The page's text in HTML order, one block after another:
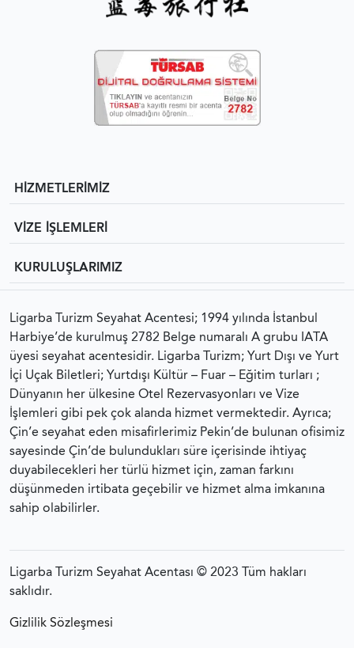
HİZMETLERİMİZ
VİZE İŞLEMLERİ
KURULUŞLARIMIZ
Ligarba Turizm Seyahat Acentesi; 1994 yılında İstanbul
Harbiye’de kurulmuş 2782 Belge numaralı A grubu IATA
üyesi seyahat acentesidir. Ligarba Turizm; Yurt Dışı ve Yurt
İçi Uçak Biletleri; Yurtdışı Kültür – Fuar – Eğitim turları ;
Dünyanın her ülkesine Otel Rezervasyonları ve Vize
İşlemleri gibi pek çok alanda hizmet vermektedir. Ayrıca;
Çin’e seyahat eden misafirlerimiz Pekin’de bulunan ofisimiz
sayesinde Çin’de bulundukları süre içerisinde ihtiyaç
duyabilecekleri her türlü hizmet için, zaman farkını
düşünmeden irtibata geçebilir ve hizmet alma imkanına
sahip olabilirler.
Ligarba Turizm Seyahat Acentası © 2023 Tüm hakları
saklıdır.
Gizlilik Sözleşmesi